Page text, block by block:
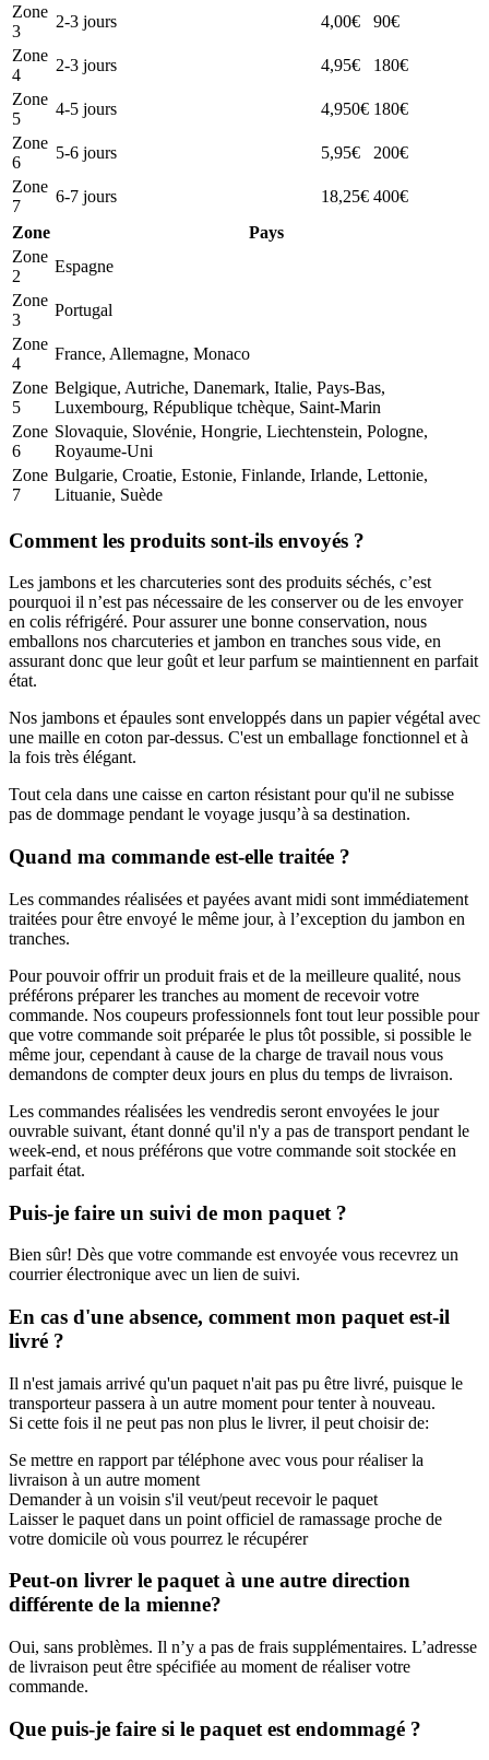
Zone
3
2-3 jours 4,00€
90€
Zone
4
2-3 jours 4,95€
180€
Zone
5
4-5 jours 4,950€ 180€
Zone
6
5-6 jours 5,95€
200€
Zone
7
6-7 jours 18,25€ 400€
Zone
Pays
Zone
2
Espagne
Zone
3
Portugal
Zone
4
France, Allemagne, Monaco
Zone
5
Belgique, Autriche, Danemark, Italie, Pays-Bas,
Luxembourg, République tchèque, Saint-Marin
Zone
6
Slovaquie, Slovénie, Hongrie, Liechtenstein, Pologne,
Royaume-Uni
Zone
7
Bulgarie, Croatie, Estonie, Finlande, Irlande, Lettonie,
Lituanie, Suède
Comment les produits sont-ils envoyés ?
Les jambons et les charcuteries sont des produits séchés, c’est
pourquoi il n’est pas nécessaire de les conserver ou de les envoyer
en colis réfrigéré. Pour assurer une bonne conservation, nous
emballons nos charcuteries et jambon en tranches sous vide, en
assurant donc que leur goût et leur parfum se maintiennent en parfait
état.
Nos jambons et épaules sont enveloppés dans un papier végétal avec
une maille en coton par-dessus. C'est un emballage fonctionnel et à
la fois très élégant.
Tout cela dans une caisse en carton résistant pour qu'il ne subisse
pas de dommage pendant le voyage jusqu’à sa destination.
Quand ma commande est-elle traitée ?
Les commandes réalisées et payées avant midi sont immédiatement
traitées pour être envoyé le même jour, à l’exception du jambon en
tranches.
Pour pouvoir offrir un produit frais et de la meilleure qualité, nous
préférons préparer les tranches au moment de recevoir votre
commande. Nos coupeurs professionnels font tout leur possible pour
que votre commande soit préparée le plus tôt possible, si possible le
même jour, cependant à cause de la charge de travail nous vous
demandons de compter deux jours en plus du temps de livraison.
Les commandes réalisées les vendredis seront envoyées le jour
ouvrable suivant, étant donné qu'il n'y a pas de transport pendant le
week-end, et nous préférons que votre commande soit stockée en
parfait état.
Puis-je faire un suivi de mon paquet ?
Bien sûr! Dès que votre commande est envoyée vous recevrez un
courrier électronique avec un lien de suivi.
En cas d'une absence, comment mon paquet est-il
livré ?
Il n'est jamais arrivé qu'un paquet n'ait pas pu être livré, puisque le
transporteur passera à un autre moment pour tenter à nouveau.
Si cette fois il ne peut pas non plus le livrer, il peut choisir de:
Se mettre en rapport par téléphone avec vous pour réaliser la
livraison à un autre moment
Demander à un voisin s'il veut/peut recevoir le paquet
Laisser le paquet dans un point officiel de ramassage proche de
votre domicile où vous pourrez le récupérer
Peut-on livrer le paquet à une autre direction
différente de la mienne?
Oui, sans problèmes. Il n’y a pas de frais supplémentaires. L’adresse
de livraison peut être spécifiée au moment de réaliser votre
commande.
Que puis-je faire si le paquet est endommagé ?